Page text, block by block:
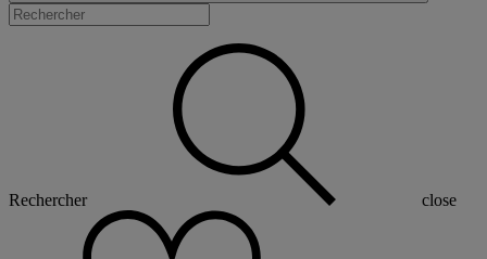
Rechercher close